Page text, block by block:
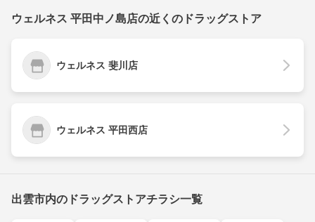
ウェルネス 平田中ノ島店の近くのドラッグストア
ウェルネス 斐川店
ウェルネス 平田西店
出雲市内のドラッグストアチラシ一覧